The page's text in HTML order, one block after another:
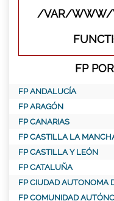
/VAR/WWW/
FP
FP ANDALUCÍA
FP ARAGÓN
FP CANARIAS
FP CASTILLA LA
FP CASTILLA Y LEÓN
FP CATALUÑA
FP CIUDAD AUTONOMA
FP COMUNIDAD